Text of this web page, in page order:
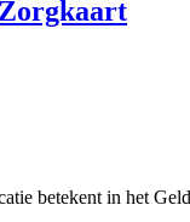
betekent in het